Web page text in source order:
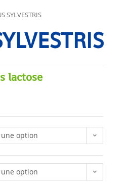
SYLVESTRIS
lactose
option
option